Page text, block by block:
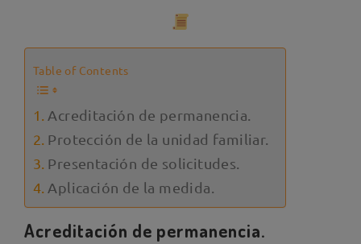
Table of Contents
Acreditación de permanencia.
Protección de la unidad familiar.
Presentación de solicitudes.
Aplicación de la medida.
Acreditación de permanencia.